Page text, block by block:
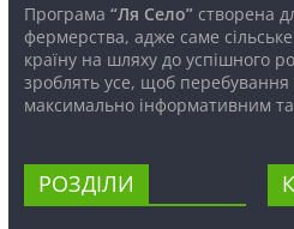
Програма “Ля Село”створена
фермерства, адже саме
країну на шляху до успішного
зроблять усе, щоб
максимально інформативним
РОЗДІЛИ